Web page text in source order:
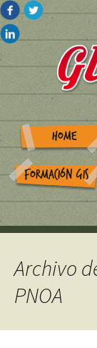
HOME
FORMACIÓN GIS
Archivo
PNOA